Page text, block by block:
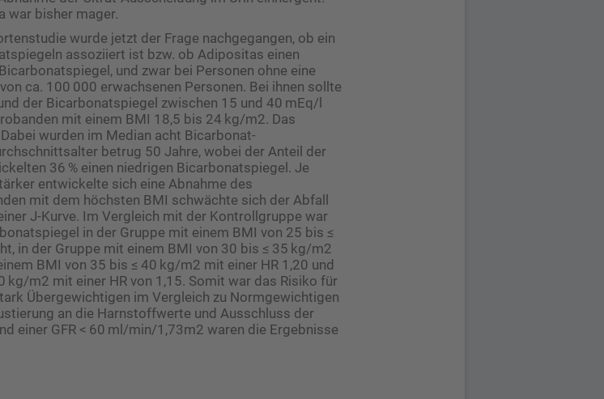
war bisher mager.
wurde jetzt der Frage nachgegangen, ob ein
assoziiert ist bzw. ob Adipositas einen
und zwar bei Personen ohne eine
ca. 100 000 erwachsenen Personen. Bei ihnen sollte
der Bicarbonatspiegel zwischen 15 und 40 mEq/l
mit einem BMI 18,5 bis 24 kg/m2. Das
wurden im Median acht Bicarbonat-
betrug 50 Jahre, wobei der Anteil der
36 % einen niedrigen Bicarbonatspiegel. Je
entwickelte sich eine Abnahme des
mit dem höchsten BMI schwächte sich der Abfall
J-Kurve. Im Vergleich mit der Kontrollgruppe war
in der Gruppe mit einem BMI von 25 bis ≤
in der Gruppe mit einem BMI von 30 bis ≤ 35 kg/m2
BMI von 35 bis ≤ 40 kg/m2 mit einer HR 1,20 und
kg/m2 mit einer HR von 1,15. Somit war das Risiko für
Übergewichtigen im Vergleich zu Normgewichtigen
an die Harnstoffwerte und Ausschluss der
einer GFR < 60 ml/min/1,73m2 waren die Ergebnisse